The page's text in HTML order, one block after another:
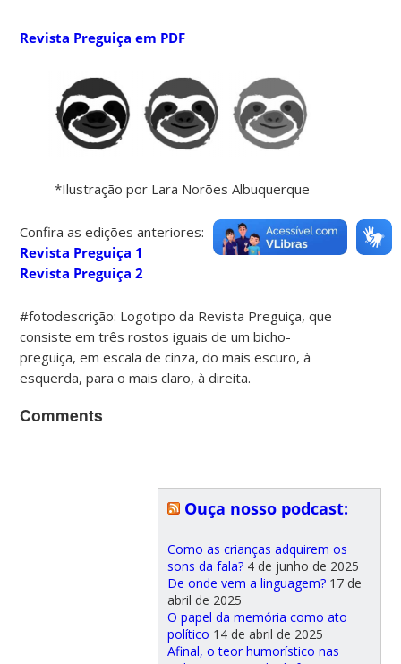
Revista Preguiça em PDF
*Ilustração por Lara Norões Albuquerque
Confira as edições anteriores:
Revista Preguiça 1
Revista Preguiça 2
#fotodescrição: Logotipo da Revista Preguiça, que
consiste em três rostos iguais de um bicho-
preguiça, em escala de cinza, do mais escuro, à
esquerda, para o mais claro, à direita.
Comments
Ouça nosso podcast:
Como as crianças adquirem os
sons da fala? 4 de junho de 2025
De onde vem a linguagem? 17 de
abril de 2025
O papel da memória como ato
político 14 de abril de 2025
Afinal, o teor humorístico nas